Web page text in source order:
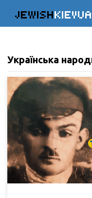
JEWISHKIEVUA
Українська